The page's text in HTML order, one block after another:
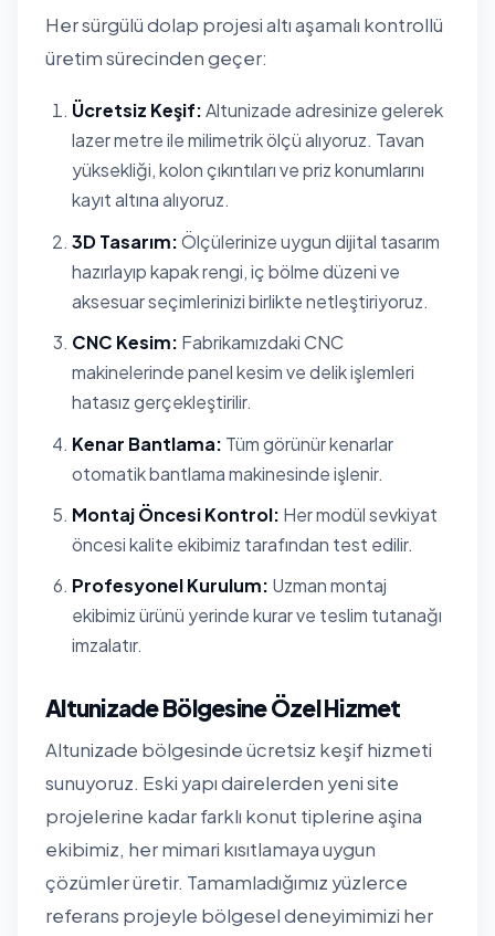
Her sürgülü dolap projesi altı aşamalı kontrollü
üretim sürecinden geçer:
Ücretsiz Keşif:Altunizade adresinize gelerek
lazer metre ile milimetrik ölçü alıyoruz. Tavan
yüksekliği, kolon çıkıntıları ve priz konumlarını
kayıt altına alıyoruz.
3D Tasarım:Ölçülerinize uygun dijital tasarım
hazırlayıp kapak rengi, iç bölme düzeni ve
aksesuar seçimlerinizi birlikte netleştiriyoruz.
CNC Kesim: Fabrikamızdaki CNC
makinelerinde panel kesim ve delik işlemleri
hatasız gerçekleştirilir.
Kenar Bantlama: Tüm görünür kenarlar
otomatik bantlama makinesinde işlenir.
Montaj Öncesi Kontrol: Her modül sevkiyat
öncesi kalite ekibimiz tarafından test edilir.
Profesyonel Kurulum: Uzman montaj
ekibimiz ürünü yerinde kurar ve teslim tutanağı
imzalatır.
Altunizade Bölgesine Özel Hizmet
Altunizade bölgesinde ücretsiz keşif hizmeti
sunuyoruz. Eski yapı dairelerden yeni site
projelerine kadar farklı konut tiplerine aşina
ekibimiz, her mimari kısıtlamaya uygun
çözümler üretir. Tamamladığımız yüzlerce
referans projeyle bölgesel deneyimimizi her